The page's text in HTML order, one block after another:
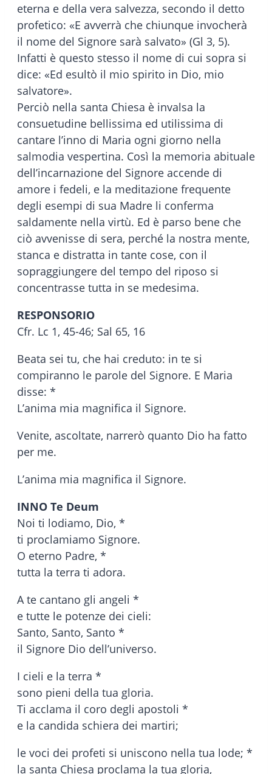
eterna e della vera salvezza, secondo il detto
profetico: «E avverrà che chiunque invocherà
il nome del Signore sarà salvato» (Gl 3, 5).
Infatti è questo stesso il nome di cui sopra si
dice: «Ed esultò il mio spirito in Dio, mio
salvatore».
Perciò nella santa Chiesa è invalsa la
consuetudine bellissima ed utilissima di
cantare l’inno di Maria ogni giorno nella
salmodia vespertina. Così la memoria abituale
dell’incarnazione del Signore accende di
amore i fedeli, e la meditazione frequente
degli esempi di sua Madre li conferma
saldamente nella virtù. Ed è parso bene che
ciò avvenisse di sera, perché la nostra mente,
stanca e distratta in tante cose, con il
sopraggiungere del tempo del riposo si
concentrasse tutta in se medesima.
RESPONSORIO
Cfr. Lc 1, 45-46; Sal 65, 16
Beata sei tu, che hai creduto: in te si
compiranno le parole del Signore. E Maria
disse: *
L’anima mia magnifica il Signore.
Venite, ascoltate, narrerò quanto Dio ha fatto
per me.
L’anima mia magnifica il Signore.
INNO Te Deum
Noi ti lodiamo, Dio, *
ti proclamiamo Signore.
O eterno Padre, *
tutta la terra ti adora.
A te cantano gli angeli *
e tutte le potenze dei cieli:
Santo, Santo, Santo *
il Signore Dio dell’universo.
I cieli e la terra *
sono pieni della tua gloria.
Ti acclama il coro degli apostoli *
e la candida schiera dei martiri;
le voci dei profeti si uniscono nella tua lode; *
la santa Chiesa proclama la tua gloria,